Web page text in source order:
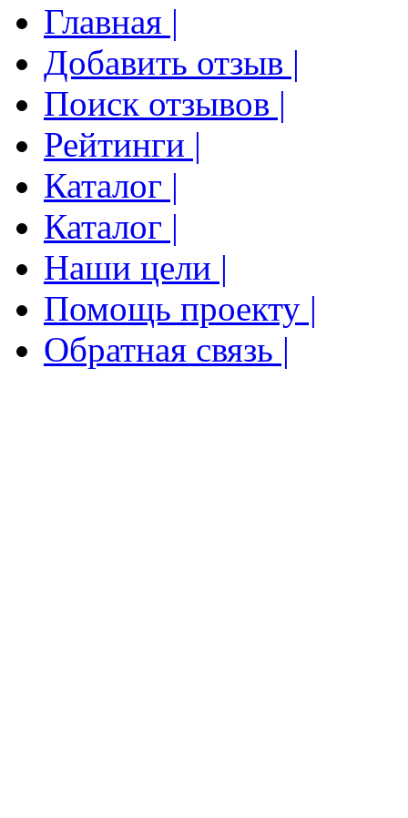
Главная |
Добавить отзыв |
Поиск отзывов |
Рейтинги |
Каталог |
Каталог |
Наши цели |
Помощь проекту |
Обратная связь |